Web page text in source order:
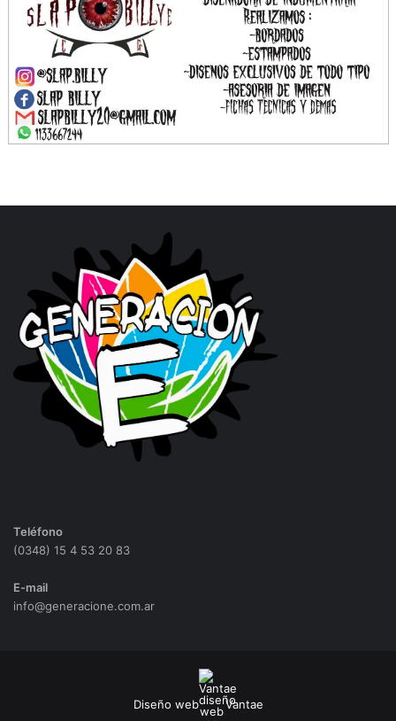
Teléfono
(0348) 15 4 53 20 83
E-mail
info@generacione.com.ar
Diseño web Vantae